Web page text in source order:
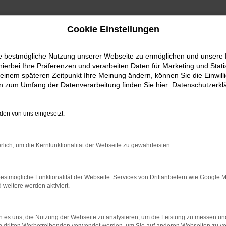
für Traunstein
und Umgebung ist dieses Fahrzeug ganz
Fabia. Hinzu kommt ein fairer Preis und die
GmbH ist als Mehrmarkenhaus seit 1992 in der
Eine große Auswahl an günstigen
Cookie Einstellungen
bestmögliche Nutzung unserer Webseite zu ermöglichen und unsere
Ihre Präferenzen und verarbeiten Daten für Marketing und
späteren Zeitpunkt Ihre Meinung ändern, können Sie die
zum Umfang der Datenverarbeitung finden Sie hier:
von uns eingesetzt:
um die Kernfunktionalität der Webseite zu gewährleisten.
Funktionalität der Webseite. Services von Drittanbietern wie Google
weitere werden aktiviert.
es uns, die Nutzung der Webseite zu analysieren, um die Leistung zu messen